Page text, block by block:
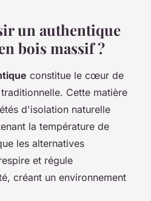
un authentique
bois massif ?
constitue le cœur de
Cette matière
d'isolation naturelle
la température de
les alternatives
et régule
créant un environnement